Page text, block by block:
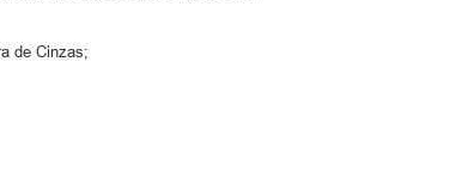
de Cinzas;